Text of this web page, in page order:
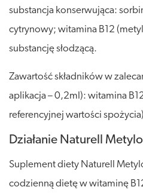
substancja konserwująca:
cytrynowy; witamina B12
substancję słodzącą.
Zawartość składników w
aplikacja – 0,2ml): witamina
referencyjnej wartości
Działanie Naturell
Suplement diety Naturell
codzienną dietę w witaminę